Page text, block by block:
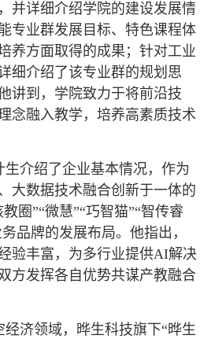
并详细介绍学院的建设发展情
专业群发展目标、特色课程体
养方面取得的成果；针对工业
细介绍了该专业群的规划思
讲到，学院致力于将前沿技
念融入教学，培养高素质技术
生介绍了企业基本情况，作为
大数据技术融合创新于一体的
圈”“微慧”“巧智猫”“智传睿
品牌的发展布局。他指出，
验丰富，为多行业提供AI解决
方发挥各自优势共谋产教融合
济领域，晔生科技旗下“晔生